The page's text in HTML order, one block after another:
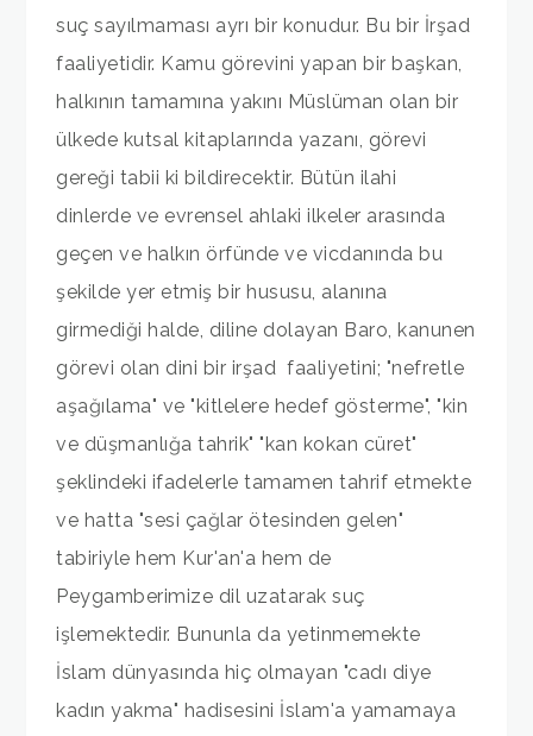
suç sayılmaması ayrı bir konudur. Bu bir İrşad
faaliyetidir. Kamu görevini yapan bir başkan,
halkının tamamına yakını Müslüman olan bir
ülkede kutsal kitaplarında yazanı, görevi
gereği tabii ki bildirecektir. Bütün ilahi
dinlerde ve evrensel ahlaki ilkeler arasında
geçen ve halkın örfünde ve vicdanında bu
şekilde yer etmiş bir hususu, alanına
girmediği halde, diline dolayan Baro, kanunen
görevi olan dini bir irşad faaliyetini; "nefretle
aşağılama" ve "kitlelere hedef gösterme", "kin
ve düşmanlığa tahrik" "kan kokan cüret"
şeklindeki ifadelerle tamamen tahrif etmekte
ve hatta "sesi çağlar ötesinden gelen"
tabiriyle hem Kur'an'a hem de
Peygamberimize dil uzatarak suç
işlemektedir. Bununla da yetinmemekte
İslam dünyasında hiç olmayan "cadı diye
kadın yakma" hadisesini İslam'a yamamaya